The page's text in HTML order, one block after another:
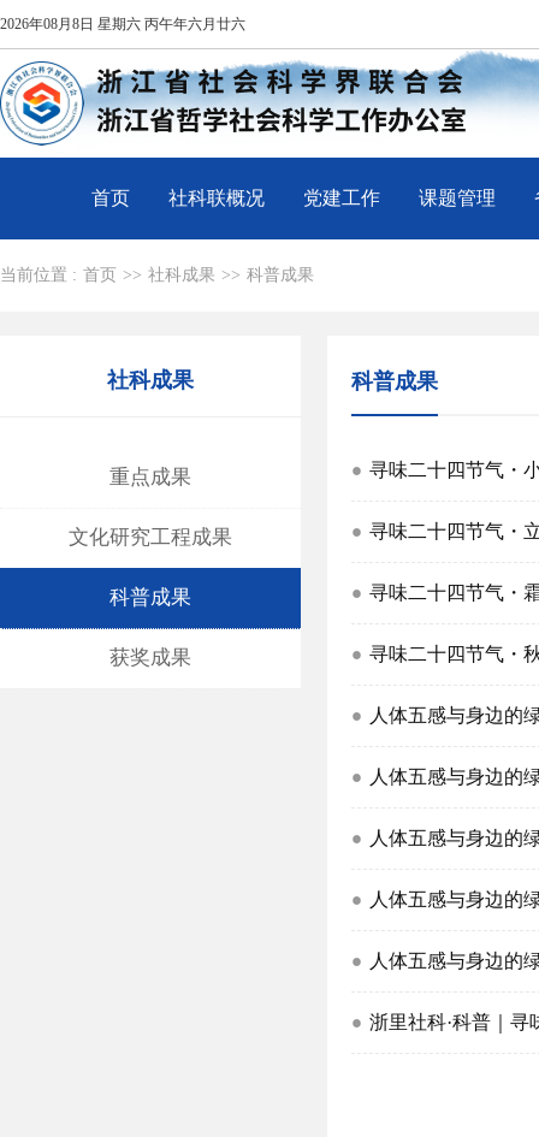
2026年08月8日 星期六 丙午年六月廿六
首页 社科联概况 党建工作 课题管理
当前位置 : 首页 >> 社科成果 >> 科普成果
社科成果
重点成果
文化研究工程成果
科普成果
获奖成果
科普成果
寻味二十四节气・
寻味二十四节气・
寻味二十四节气・
寻味二十四节气・
人体五感与身边
人体五感与身边
人体五感与身边
人体五感与身边
人体五感与身边
浙里社科·科普｜寻